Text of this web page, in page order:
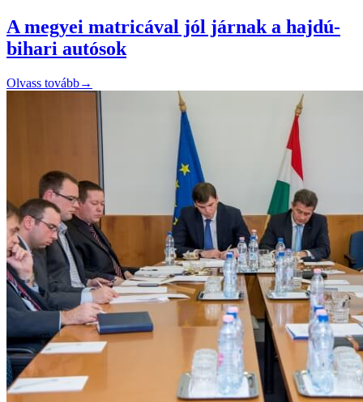
A megyei matricával jól járnak a hajdú-
bihari autósok
Olvass tovább→